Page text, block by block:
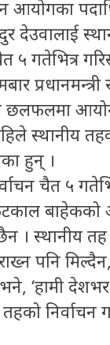
आयोगका
देउवालाई
५ गतेभित्र
प्रधानमन्त्री
छलफलमा
स्थानीय
हुन् ।
चैत ५
बाहेकको
। स्थानीय तह
पनि
‘हामी
निर्वाचन